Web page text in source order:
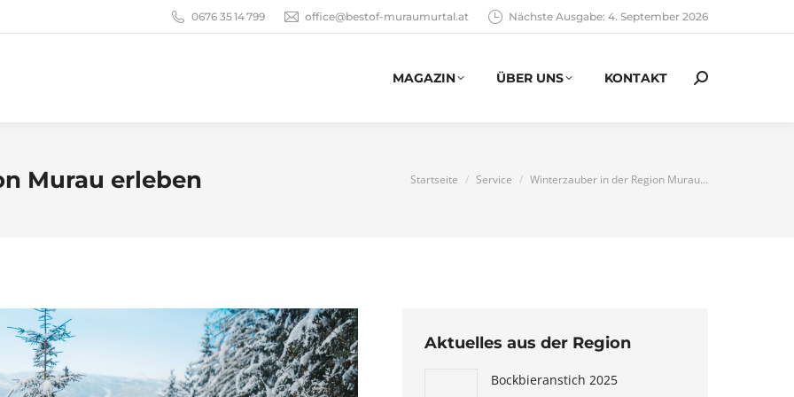
0676 35 14 799 office@bestof-muraumurtal.at Nächste Ausgabe: 4. September 2026
MAGAZIN ÜBER UNS KONTAKT Search:
Murau erleben You are here:
Startseite Service Winterzauber in der Region Murau…
Aktuelles aus der Region
Bockbieranstich 2025